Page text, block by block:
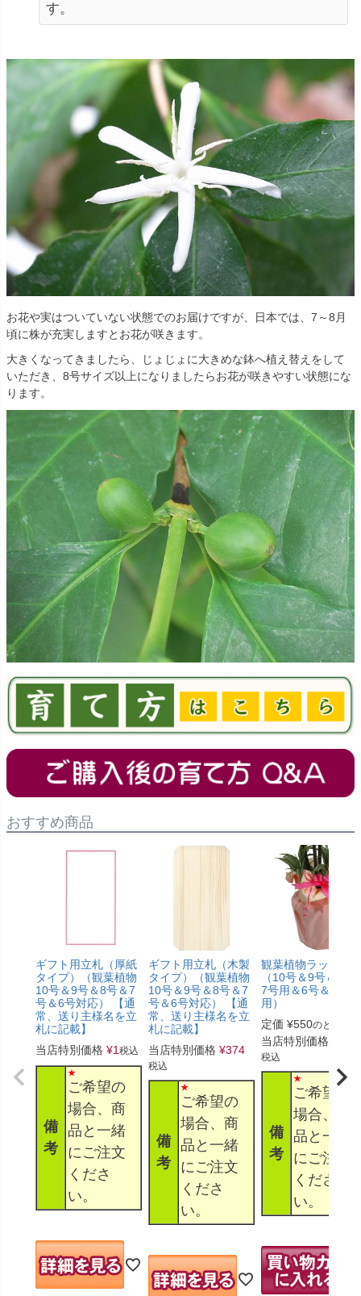
す。
お花や実はついていない状態でのお届けですが、日本では、7～8月
頃に株が充実しますとお花が咲きます。
大きくなってきましたら、じょじょに大きめな鉢へ植え替えをして
いただき、8号サイズ以上になりましたらお花が咲きやすい状態にな
ります。
おすすめ商品
ギフト用立札（厚紙
タイプ）（観葉植物
10号＆9号＆8号＆7
号＆6号対応） 【通
常、送り主様名を立
札に記載】
当店特別価格 ¥1 税込
備
考
ご希望の
場合、商
品と一緒
にご注文
くださ
い。
ギフト用立札（木製
タイプ）（観葉植物
10号＆9号＆8号＆7
号＆6号対応） 【通
常、送り主様名を立
札に記載】
当店特別価格 ¥374
税込
備
考
ご希望の
場合、商
品と一緒
にご注文
くださ
い。
観葉植物ラッピン
（10号＆9号＆8号
7号用＆6号＆5号
用）
定価 ¥550のところ
当店特別価格
税込
備
考
ご希望の
場合、商
品と一緒
にご注文
くださ
い。